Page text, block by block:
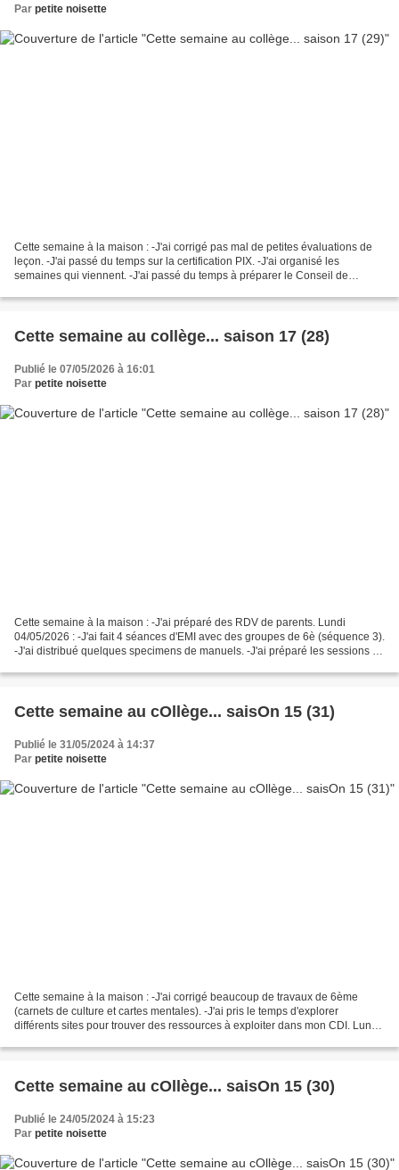
Par petite noisette
Cette semaine à la maison : -J'ai corrigé pas mal de petites évaluations de
leçon. -J'ai passé du temps sur la certification PIX. -J'ai organisé les
semaines qui viennent. -J'ai passé du temps à préparer le Conseil de
Cette semaine au collège... saison 17 (28)
Publié le 07/05/2026 à 16:01
Par petite noisette
Cette semaine à la maison : -J'ai préparé des RDV de parents. Lundi
04/05/2026 : -J'ai fait 4 séances d'EMI avec des groupes de 6è (séquence 3).
-J'ai distribué quelques specimens de manuels. -J'ai préparé les sessions de
Cette semaine au cOllège... saisOn 15 (31)
Publié le 31/05/2024 à 14:37
Par petite noisette
Cette semaine à la maison : -J'ai corrigé beaucoup de travaux de 6ème
(carnets de culture et cartes mentales). -J'ai pris le temps d'explorer
différents sites pour trouver des ressources à exploiter dans mon CDI. Lundi
Cette semaine au cOllège... saisOn 15 (30)
Publié le 24/05/2024 à 15:23
Par petite noisette